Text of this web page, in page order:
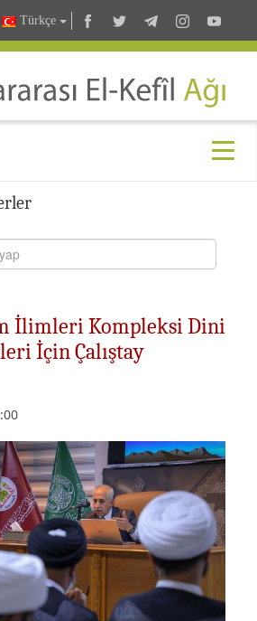
Türkçe
İlimleri Kompleksi Dini
İçin Çalıştay